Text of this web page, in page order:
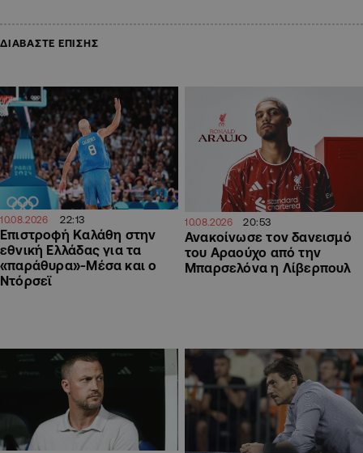
ΔΙΑΒΑΣΤΕ ΕΠΙΣΗΣ
10.08.2026 22:13
Επιστροφή Καλάθη στην
εθνική Ελλάδας για τα
«παράθυρα»-Μέσα και ο
Ντόρσεϊ
10.08.2026 20:53
Ανακοίνωσε τον δανεισμό
του Αραούχο από την
Μπαρσελόνα η Λίβερπουλ